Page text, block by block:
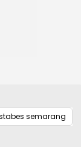
semarang